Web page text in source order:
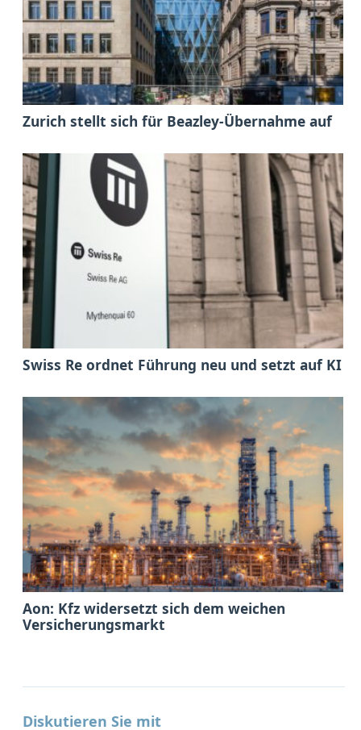
Zurich stellt sich für Beazley-Übernahme auf
Swiss Re ordnet Führung neu und setzt auf KI
Aon: Kfz widersetzt sich dem weichen
Versicherungsmarkt
Diskutieren Sie mit